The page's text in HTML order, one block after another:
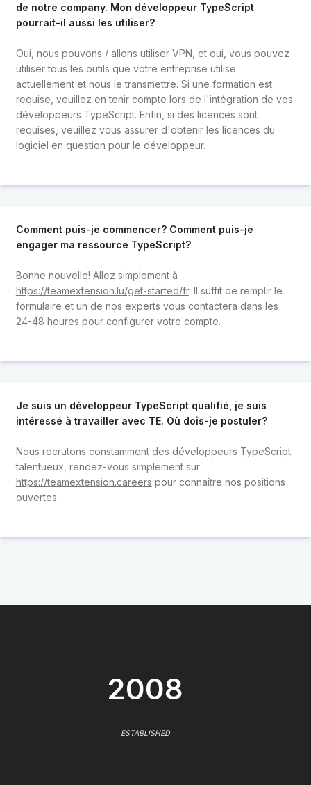
de notre company. Mon développeur TypeScript
pourrait-il aussi les utiliser?
Oui, nous pouvons / allons utiliser VPN, et oui, vous pouvez
utiliser tous les outils que votre entreprise utilise
actuellement et nous le transmettre. Si une formation est
requise, veuillez en tenir compte lors de l'intégration de vos
développeurs TypeScript. Enfin, si des licences sont
requises, veuillez vous assurer d'obtenir les licences du
logiciel en question pour le développeur.
Comment puis-je commencer? Comment puis-je
engager ma ressource TypeScript?
Bonne nouvelle! Allez simplement à
https://teamextension.lu/get-started/fr. Il suffit de remplir le
formulaire et un de nos experts vous contactera dans les
24-48 heures pour configurer votre compte.
Je suis un développeur TypeScript qualifié, je suis
intéressé à travailler avec TE. Où dois-je postuler?
Nous recrutons constamment des développeurs TypeScript
talentueux, rendez-vous simplement sur
https://teamextension.careers pour connaître nos positions
ouvertes.
2008
ESTABLISHED